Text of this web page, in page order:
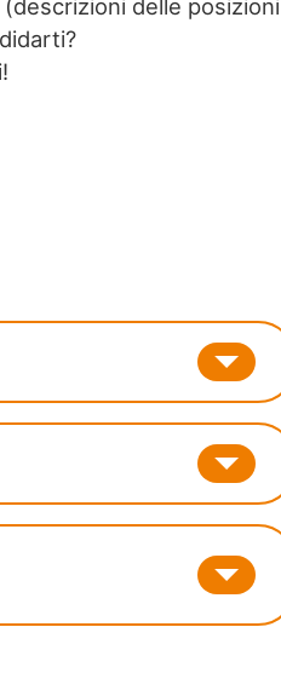
delle posizioni